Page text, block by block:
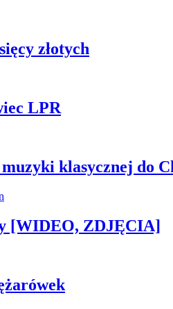
złotych
LPR
klasycznej do
[WIDEO, ZDJĘCIA]